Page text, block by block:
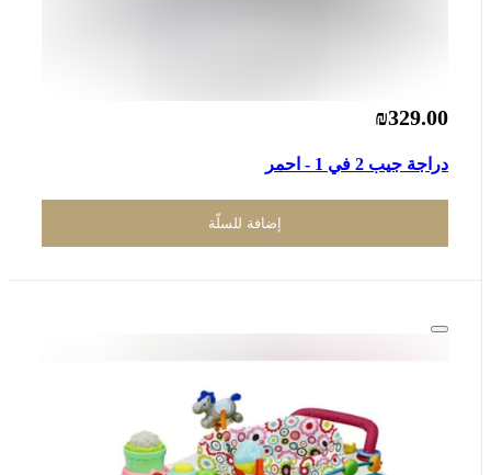
₪329.00
دراجة جيب 2 في 1 - احمر
إضافة للسلّة